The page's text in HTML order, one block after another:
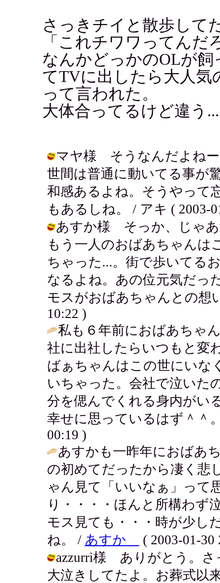
さっきチイと散歩して
「これチワワってんだ
なんかどっかのOLが
てTVに出したら大人気
って言われた。
大体合ってるけど違う
マヤ様 そうなんだよねー
世間は普通に動いてる事が
和感あるよね。そうやって
もあるしね。 / アキ ( 2003-
あすか様 そっか、じゃ
もう一人のおばあちゃんは
ちゃった...。街で歩いてる
なるよね。あの位元気だっ
モスがおばあちゃんとの想
10:22 )
私も６年前におばあちゃ
社に出社したらいつもと変
ばぁちゃんはこの世にいな
いちゃった。会社で泣いた
分を偲んでくれる身内がい
幸せに思っているはず＾＾
00:19 )
あすかも一昨年におばあ
の初めてだったから凄く悲
ゃん見て「いいなぁ」って
り・・・・ほんと所構わず
モス見ても・・・時が少し
ね。 / あすか
( 2003-01-30
azzurri様 ありがとう。さ
大泣きしてたよ。お葬式以